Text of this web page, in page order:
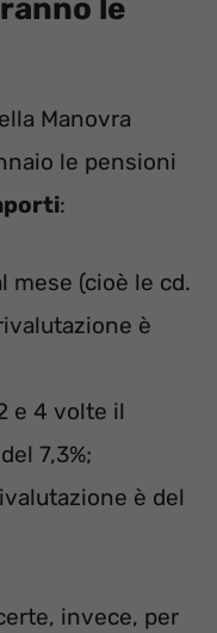
le
Manovra
le pensioni
:
mese (cioè le cd.
è
e 4 volte il
7,3%;
è del
invece, per